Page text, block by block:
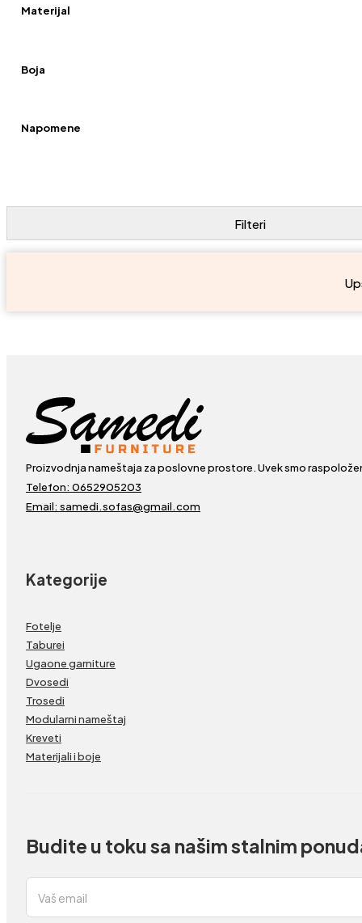
Materijal
Boja
Napomene
Proizvodnja nameštaja za poslovne prostore. Uvek smo
Telefon: 0652905203
Email: samedi.sofas@gmail.com
Kategorije
Fotelje
Taburei
Ugaone garniture
Dvosedi
Trosedi
Modularni nameštaj
Kreveti
Materijali i boje
Budite u toku sa našim stalnim
Section